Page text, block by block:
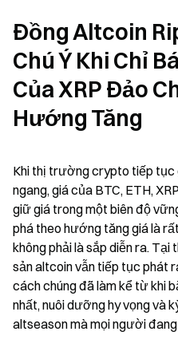
Đồng Altcoin
Chú Ý Khi Chỉ
Của XRP Đảo
Hướng Tăng
Khi thị trường crypto tiếp tục
ngang, giá của BTC, ETH,
giữ giá trong một biên độ
phá theo hướng tăng giá là
không phải là sắp diễn ra.
sản altcoin vẫn tiếp tục phát
cách chúng đã làm kể từ khi
nhất, nuôi dưỡng hy vọng và
altseason mà mọi người